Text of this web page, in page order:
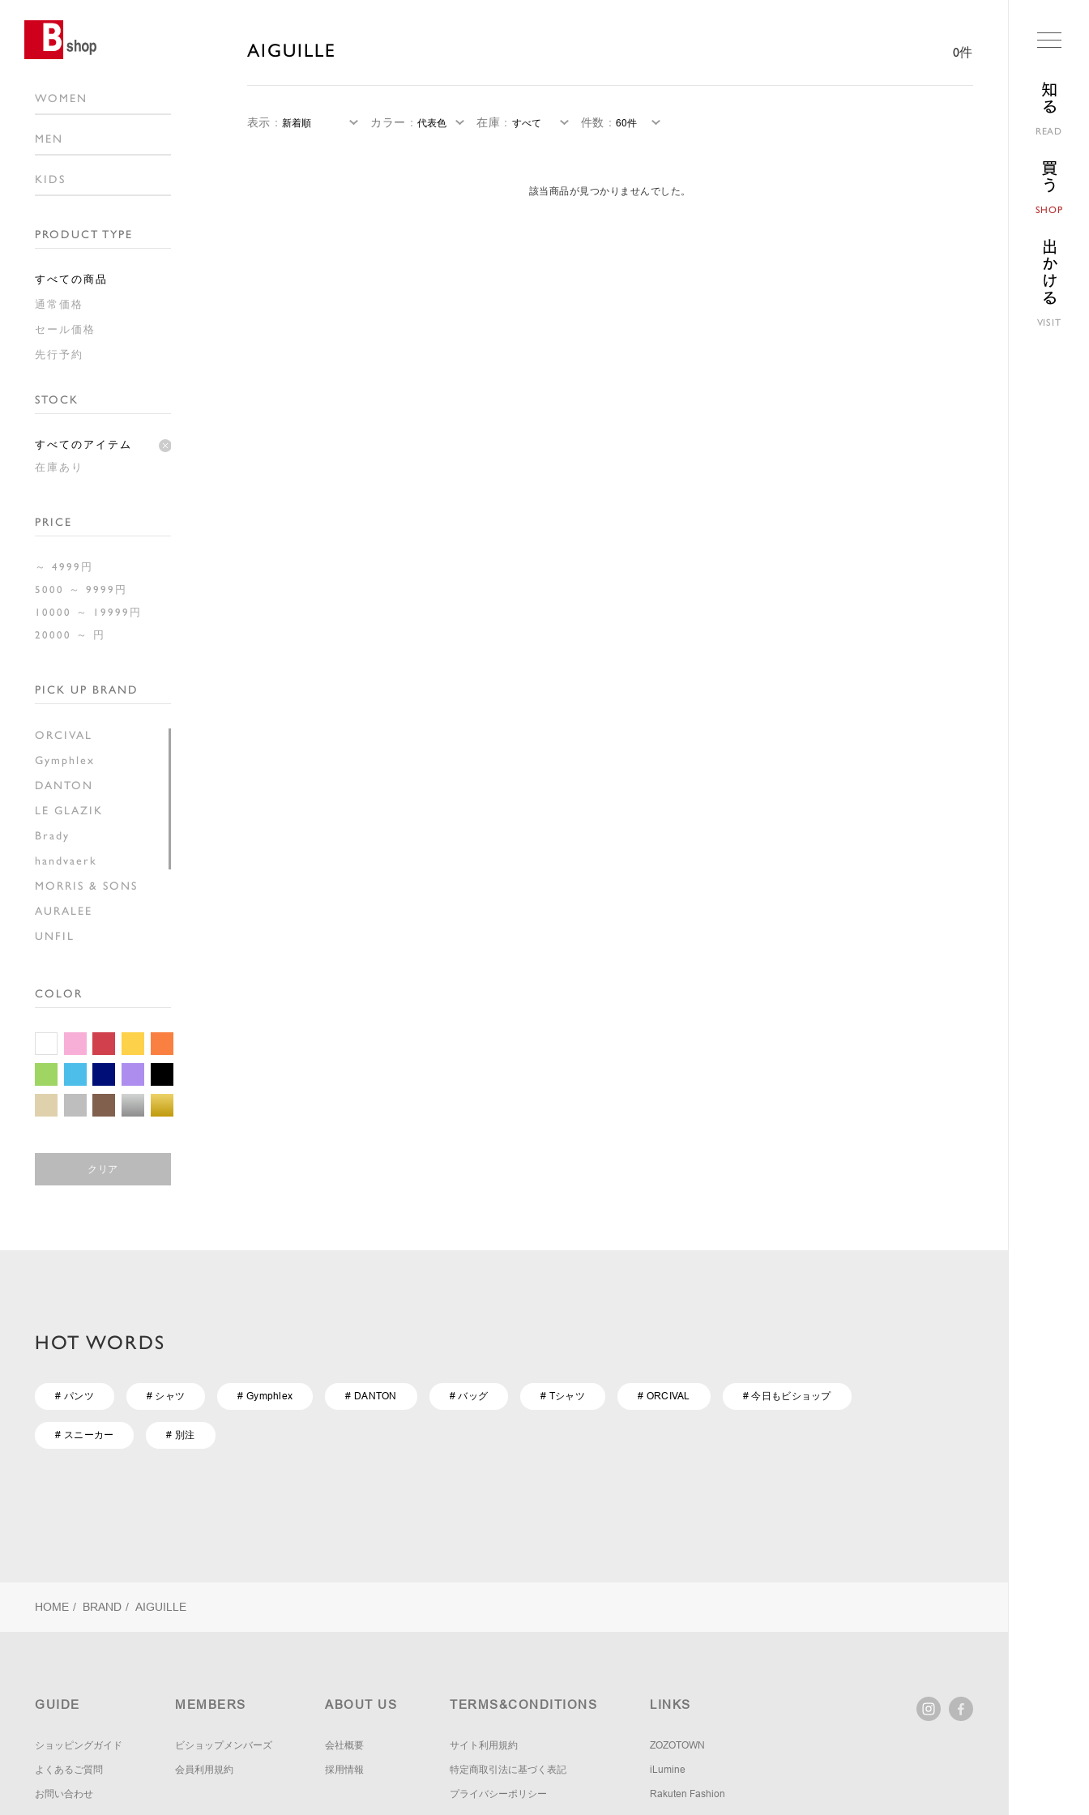
知る
READ
買う
SHOP
出かける
VISIT
AIGUILLE 0件
WOMEN
MEN
KIDS
PRODUCT TYPE
すべての商品
通常価格
セール価格
先行予約
STOCK
すべてのアイテム
在庫あり
PRICE
～ 4999円
5000 ～ 9999円
10000 ～ 19999円
20000 ～ 円
PICK UP BRAND
ORCIVAL
Gymphlex
DANTON
LE GLAZIK
Brady
handvaerk
MORRIS & SONS
AURALEE
UNFIL
SEDAN ALL-PURPOSE
THE SHINZONE
GALLEGO
COLOR
クリア
表示 ： カラー ： 在庫 ： 件数 ：
該当商品が見つかりませんでした。
HOT WORDS
# パンツ # シャツ # Gymphlex # DANTON # バッグ # Tシャツ # ORCIVAL # 今日もビショップ
# スニーカー # 別注
HOME / BRAND / AIGUILLE
GUIDE
ショッピングガイド
よくあるご質問
お問い合わせ
MEMBERS
ビショップメンバーズ
会員利用規約
ABOUT US
会社概要
採用情報
TERMS&CONDITIONS
サイト利用規約
特定商取引法に基づく表記
プライバシーポリシー
LINKS
ZOZOTOWN
iLumine
Rakuten Fashion